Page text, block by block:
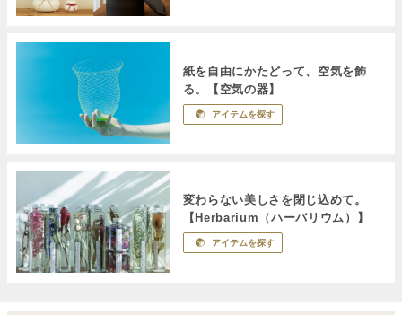
紙を自由にかたどって、空気を飾
る。【空気の器】
アイテムを探す
変わらない美しさを閉じ込めて。
【Herbarium（ハーバリウム）】
アイテムを探す